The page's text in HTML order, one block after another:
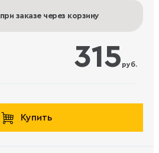
при заказе через корзину
315 руб.
Купить